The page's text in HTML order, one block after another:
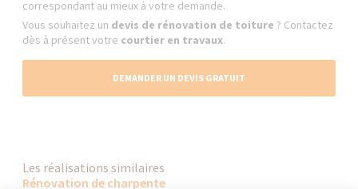
correspondant au mieux à votre demande.
Vous souhaitez un devis de rénovation de toiture ? Contactez
dès à présent votre courtier en travaux.
DEMANDER UN DEVIS GRATUIT
Les réalisations similaires
Rénovation de charpente